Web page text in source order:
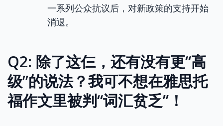
一系列公众抗议后，对新政策的支持开始
消退。
Q2: 除了这仨，还有没有更“高
级”的说法？我可不想在雅思托
福作文里被判“词汇贫乏”！